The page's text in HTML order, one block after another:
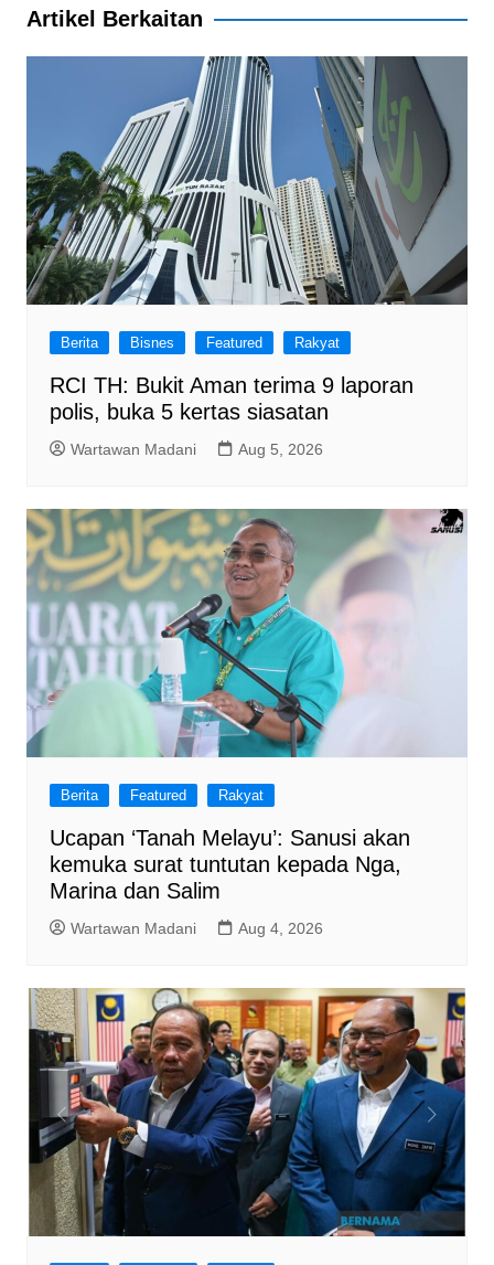
k
Artikel Berkaitan
Berita Bisnes Featured Rakyat
RCI TH: Bukit Aman terima 9 laporan
polis, buka 5 kertas siasatan
Wartawan Madani Aug 5, 2026
Berita Featured Rakyat
Ucapan ‘Tanah Melayu’: Sanusi akan
kemuka surat tuntutan kepada Nga,
Marina dan Salim
Wartawan Madani Aug 4, 2026